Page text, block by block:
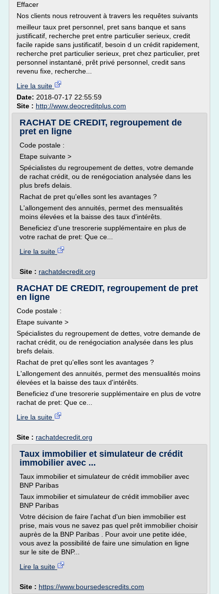
Effacer
Nos clients nous retrouvent à travers les requêtes suivants
meilleur taux pret personnel, pret sans banque et sans
justificatif, recherche pret entre particulier serieux, credit
facile rapide sans justificatif, besoin d un crédit rapidement,
recherche pret particulier serieux, pret chez particulier, pret
personnel instantané, prêt privé personnel, credit sans
revenu fixe, recherche...
Lire la suite
Date: 2018-07-17 22:55:59
Site : http://www.deocreditplus.com
RACHAT DE CREDIT, regroupement de
pret en ligne
Code postale :
Etape suivante >
Spécialistes du regroupement de dettes, votre demande
de rachat crédit, ou de renégociation analysée dans les
plus brefs delais.
Rachat de pret qu'elles sont les avantages ?
L'allongement des annuités, permet des mensualités
moins élevées et la baisse des taux d'intérêts.
Beneficiez d'une tresorerie supplémentaire en plus de
votre rachat de pret: Que ce...
Lire la suite
Site : rachatdecredit.org
RACHAT DE CREDIT, regroupement de pret
en ligne
Code postale :
Etape suivante >
Spécialistes du regroupement de dettes, votre demande de
rachat crédit, ou de renégociation analysée dans les plus
brefs delais.
Rachat de pret qu'elles sont les avantages ?
L'allongement des annuités, permet des mensualités moins
élevées et la baisse des taux d'intérêts.
Beneficiez d'une tresorerie supplémentaire en plus de votre
rachat de pret: Que ce...
Lire la suite
Site : rachatdecredit.org
Taux immobilier et simulateur de crédit
immobilier avec ...
Taux immobilier et simulateur de crédit immobilier avec
BNP Paribas
Taux immobilier et simulateur de crédit immobilier avec
BNP Paribas
Votre décision de faire l'achat d'un bien immobilier est
prise, mais vous ne savez pas quel prêt immobilier choisir
auprès de la BNP Paribas . Pour avoir une petite idée,
vous avez la possibilité de faire une simulation en ligne
sur le site de BNP...
Lire la suite
Site : https://www.boursedescredits.com